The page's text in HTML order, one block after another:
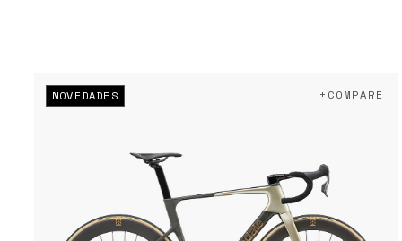
NOVEDADES +COMPARE